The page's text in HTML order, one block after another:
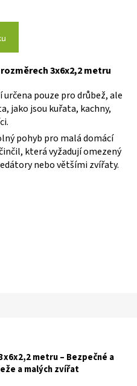
3x6x2,2 metru
pouze pro drůbež, ale
jako jsou kuřata, kachny,
pohyb pro malá domácí
která vyžadují omezený
nebo většími zvířaty.
metru – Bezpečné a
a malých zvířat